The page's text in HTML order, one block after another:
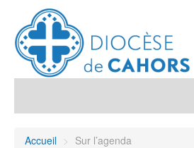
Accueil > Sur l’agenda